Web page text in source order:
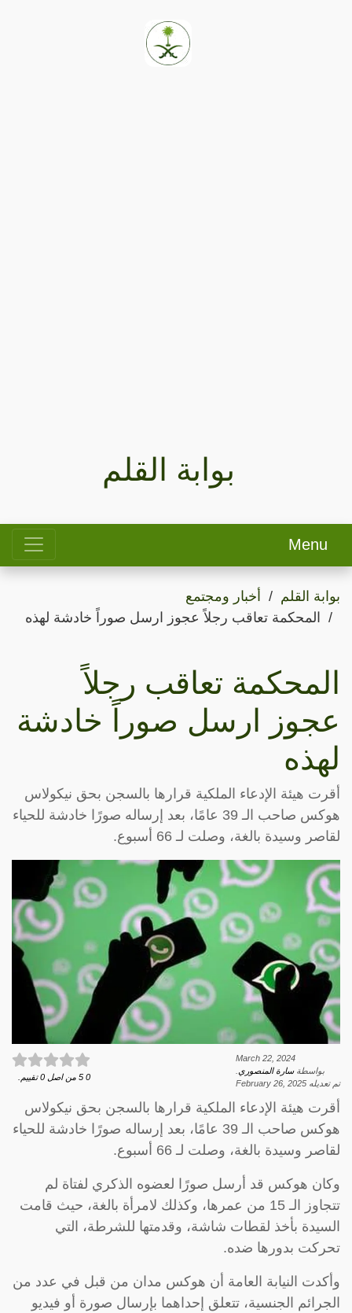
بوابة القلم
Menu
بوابة القلم
أخبار ومجتمع
المحكمة تعاقب رجلاً عجوز ارسل صوراً خادشة لهذه
المحكمة تعاقب رجلاً
عجوز ارسل صوراً خادشة
لهذه
أقرت هيئة الإدعاء الملكية قرارها بالسجن بحق نيكولاس
هوكس صاحب الـ 39 عامًا، بعد إرساله صورًا خادشة للحياء
لقاصر وسيدة بالغة، وصلت لـ 66 أسبوع.
March 22, 2024
بواسطةسارة المنصوري
تم تعديله February 26, 2025
0
5 من اصل 0 تقييم.
أقرت هيئة الإدعاء الملكية قرارها بالسجن بحق نيكولاس
هوكس صاحب الـ 39 عامًا، بعد إرساله صورًا خادشة للحياء
لقاصر وسيدة بالغة، وصلت لـ 66 أسبوع.
وكان هوكس قد أرسل صورًا لعضوه الذكري لفتاة لم
تتجاوز الـ 15 من عمرها، وكذلك لامرأة بالغة، حيث قامت
السيدة بأخذ لقطات شاشة، وقدمتها للشرطة، التي
تحركت بدورها ضده.
وأكدت النيابة العامة أن هوكس مدان من قبل في عدد من
الجرائم الجنسية، تتعلق إحداهما بإرسال صورة أو فيديو